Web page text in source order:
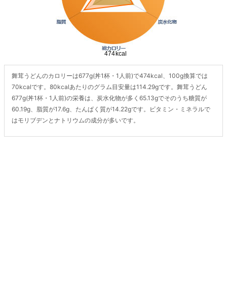
舞茸うどんのカロリーは677g(丼1杯・1人前)で474kcal、100g換算では
70kcalです。80kcalあたりのグラム目安量は114.29gです。舞茸うどん
677g(丼1杯・1人前)の栄養は、炭水化物が多く65.13gでそのうち糖質が
60.19g、脂質が17.6g、たんぱく質が14.22gです。ビタミン・ミネラルで
はモリブデンとナトリウムの成分が多いです。